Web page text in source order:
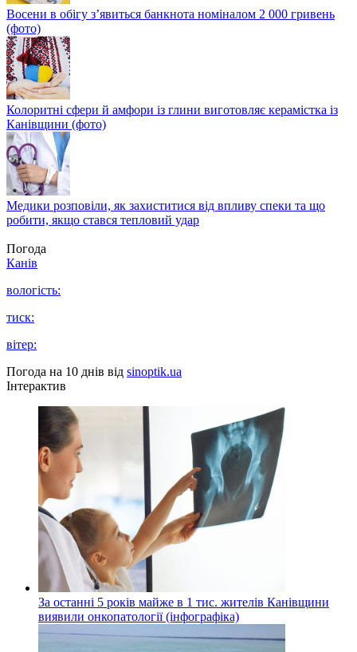
Восени в обігу з’явиться банкнота номіналом 2 000 гривень
(фото)
Колоритні сфери й амфори із глини виготовляє керамістка із
Канівщини (фото)
Медики розповіли, як захиститися від впливу спеки та що
робити, якщо стався тепловий удар
Погода
Канів
вологість:
тиск:
вітер:
Погода на 10 днів від sinoptik.ua
Інтерактив
За останні 5 років майже в 1 тис. жителів Канівщини
виявили онкопатології (інфографіка)